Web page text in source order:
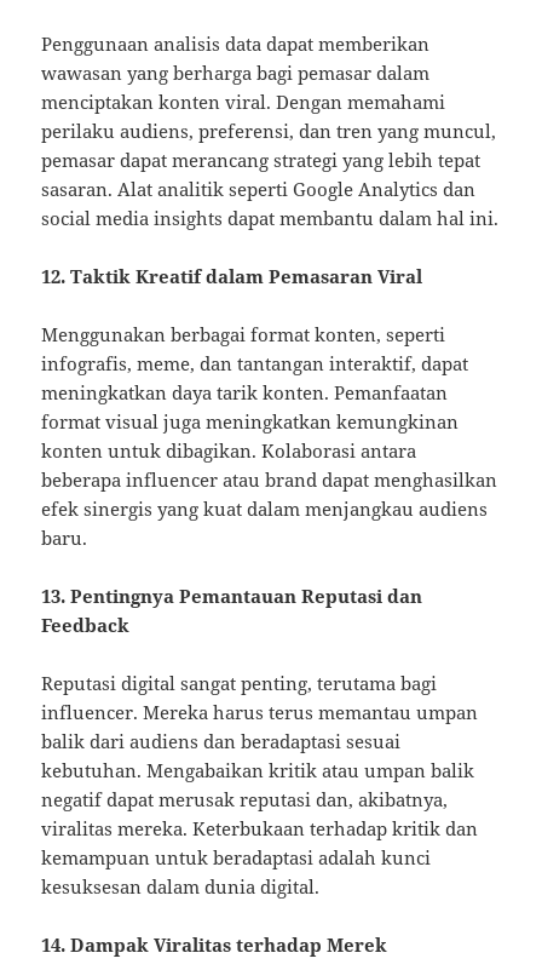
Penggunaan analisis data dapat memberikan
wawasan yang berharga bagi pemasar dalam
menciptakan konten viral. Dengan memahami
perilaku audiens, preferensi, dan tren yang muncul,
pemasar dapat merancang strategi yang lebih tepat
sasaran. Alat analitik seperti Google Analytics dan
social media insights dapat membantu dalam hal ini.
12. Taktik Kreatif dalam Pemasaran Viral
Menggunakan berbagai format konten, seperti
infografis, meme, dan tantangan interaktif, dapat
meningkatkan daya tarik konten. Pemanfaatan
format visual juga meningkatkan kemungkinan
konten untuk dibagikan. Kolaborasi antara
beberapa influencer atau brand dapat menghasilkan
efek sinergis yang kuat dalam menjangkau audiens
baru.
13. Pentingnya Pemantauan Reputasi dan
Feedback
Reputasi digital sangat penting, terutama bagi
influencer. Mereka harus terus memantau umpan
balik dari audiens dan beradaptasi sesuai
kebutuhan. Mengabaikan kritik atau umpan balik
negatif dapat merusak reputasi dan, akibatnya,
viralitas mereka. Keterbukaan terhadap kritik dan
kemampuan untuk beradaptasi adalah kunci
kesuksesan dalam dunia digital.
14. Dampak Viralitas terhadap Merek